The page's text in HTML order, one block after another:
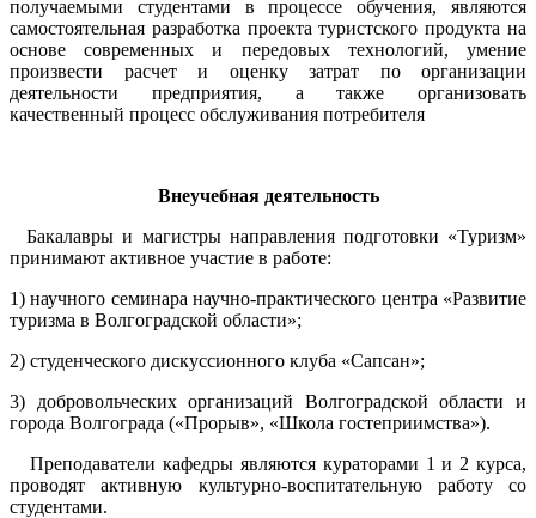
получаемыми студентами в процессе обучения, являются
самостоятельная разработка проекта туристского продукта на
основе современных и передовых технологий, умение
произвести расчет и оценку затрат по организации
деятельности предприятия, а также организовать
качественный процесс обслуживания потребителя
Внеучебная деятельность
Бакалавры и магистры направления подготовки «Туризм»
принимают активное участие в работе:
1) научного семинара научно-практического центра «Развитие
туризма в Волгоградской области»;
2) студенческого дискуссионного клуба «Сапсан»;
3) добровольческих организаций Волгоградской области и
города Волгограда («Прорыв», «Школа гостеприимства»).
Преподаватели кафедры являются кураторами 1 и 2 курса,
проводят активную культурно-воспитательную работу со
студентами.